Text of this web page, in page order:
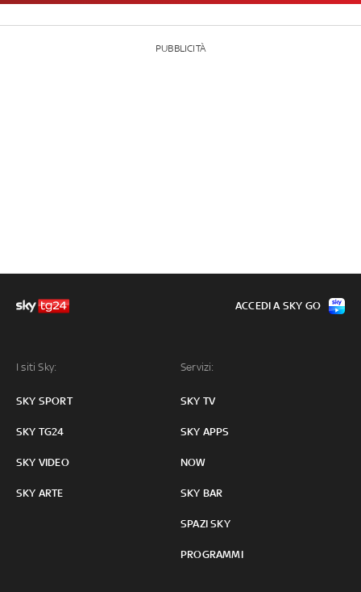
PUBBLICITÀ
I siti Sky:
SKY SPORT
SKY TG24
SKY VIDEO
SKY ARTE
Servizi:
SKY TV
SKY APPS
NOW
SKY BAR
SPAZI SKY
PROGRAMMI
ACCEDI A SKY GO